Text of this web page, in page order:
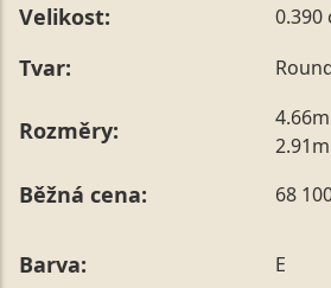
Velikost: 0.390
Tvar:
Rozměry:
Běžná cena: 68
Barva: E